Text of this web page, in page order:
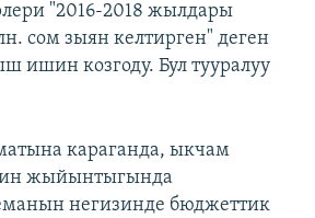
"2016-2018 жылдары
сом зыян келтирген" деген
ишин козгоду. Бул тууралуу
караганда, ыкчам
жыйынтыгында
негизинде бюджеттик